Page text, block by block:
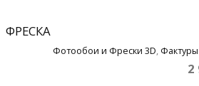
ФРЕСКА
Фотообои и Фрески 3D,
2